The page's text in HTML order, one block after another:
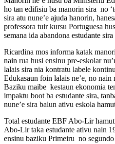
ho tan edifisiu ba manorin sira no
sira atu nune’e ajuda hanorin,
professora tuir kursu Portuguesa
semana ida abandona estudante
Ricardina mos informa katak
nain rua husi ensinu pre-eskolar
lalais sira nia kontratu labele
Edukasaun foin lalais ne’e, no
Baziku maibe kestaun ekonomia
impaktu boot ba estudante sira,
nune’e sira balun ativu eskola
Total estudante EBF Abo-Lir
Abo-Lir taka estudante ativu nain
ensinu baziku Primeiru no